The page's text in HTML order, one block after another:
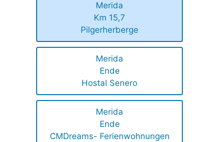
Merida
Km 15,7
Pilgerherberge
Merida
Ende
Hostal Senero
Merida
Ende
CMDreams- Ferienwohnungen